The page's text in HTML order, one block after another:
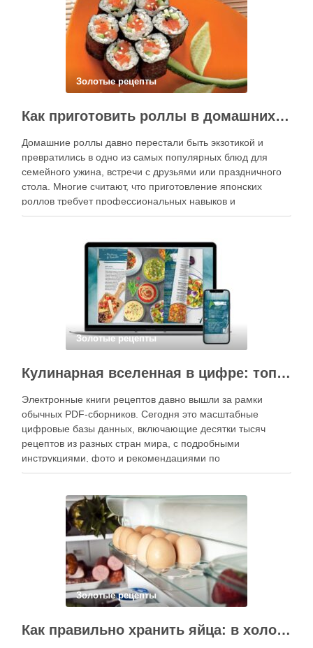
Золотые рецепты
Как приготовить роллы в домашних условиях?
Домашние роллы давно перестали быть экзотикой и
превратились в одно из самых популярных блюд для
семейного ужина, встречи с друзьями или праздничного
стола. Многие считают, что приготовление японских
роллов требует профессиональных навыков и
специального оборудования, однако на практике сделать
кухне. Главное — …
Золотые рецепты
Кулинарная вселенная в цифре: топ-3 самых больших электронных книг рецептов
Электронные книги рецептов давно вышли за рамки
обычных PDF-сборников. Сегодня это масштабные
цифровые базы данных, включающие десятки тысяч
рецептов из разных стран мира, с подробными
инструкциями, фото и рекомендациями по
приготовлению. В отличие от печатных изданий,
контент, расширять коллекции блюд и добавлять новые
функции. Ниже …
Золотые рецепты
Как правильно хранить яйца: в холодильнике или на полке?